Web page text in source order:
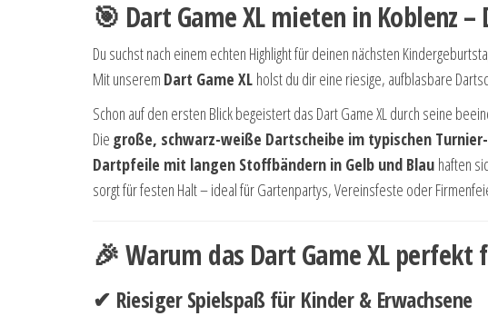
🎯 Dart Game XL mieten in Koblenz
Du suchst nach einem echten Highlight für deinen nächsten
Mit unserem Dart Game XL holst du dir eine riesige, aufblasbare
Schon auf den ersten Blick begeistert das Dart Game XL durch seine
Die große, schwarz-weiße Dartscheibe im typischen
Dartpfeile mit langen Stoffbändern in Gelb und Blau haften
sorgt für festen Halt – ideal für Gartenpartys, Vereinsfeste oder
🎉 Warum das Dart Game XL perfekt
✔ Riesiger Spielspaß für Kinder & Erwachsene